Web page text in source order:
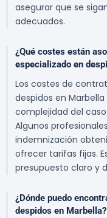
asegurar que se
adecuados.
¿Qué costes están
especializado en
Los costes de
despidos en
complejidad del
Algunos
indemnización
ofrecer tarifas fijas.
presupuesto claro y
¿Dónde puedo
despidos en Marbella?